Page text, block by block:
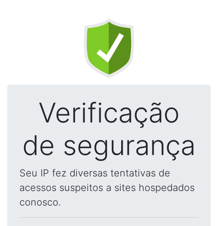
Verificação
de segurança
Seu IP fez diversas tentativas de
acessos suspeitos a sites hospedados
conosco.